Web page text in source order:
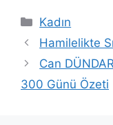
Kategoriler
Kadın
Hamilelikte
Can
300 Günü Özeti